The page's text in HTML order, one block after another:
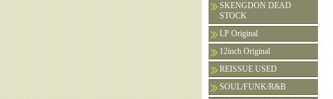
SKENGDON DEAD
STOCK
LP Original
12inch Original
REISSUE USED
SOUL/FUNK/R&B